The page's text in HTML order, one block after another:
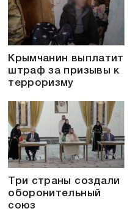
Крымчанин выплатит
штраф за призывы к
терроризму
Три страны создали
оборонительный
союз